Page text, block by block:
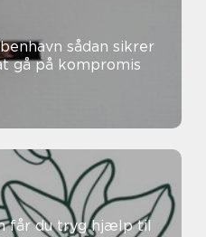
sikrer
gå på kompromis